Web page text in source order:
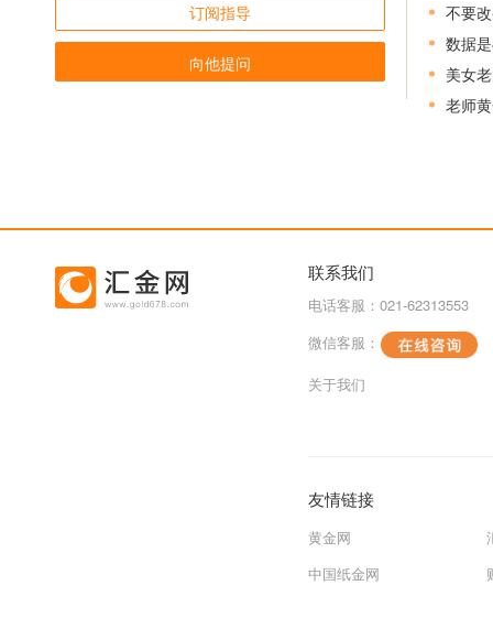
订阅指导
向他提问
数据
美女
老师
联系我们
电话客服：021-62313553
微信客服：
关于我们
友情链接
黄金网
中国纸金网